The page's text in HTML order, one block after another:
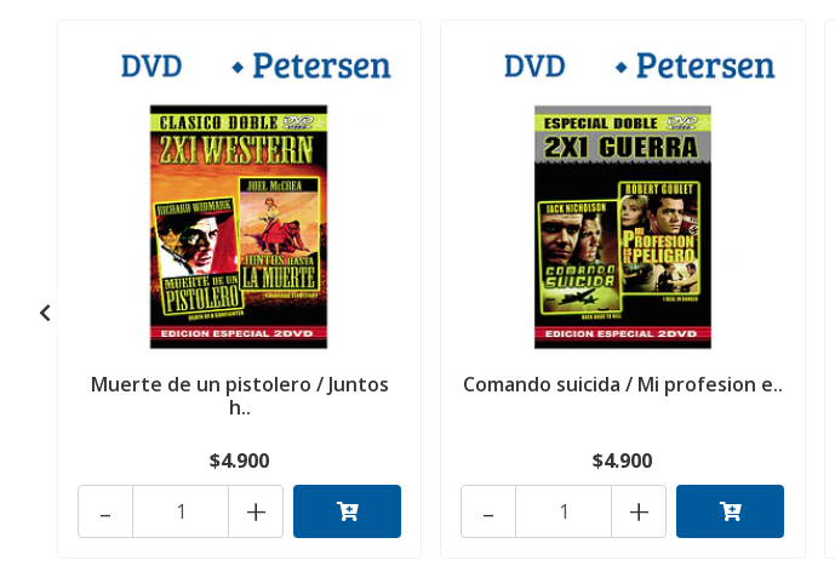
Muerte de un pistolero / Juntos
h..
$4.900
+
-
Comando suicida / Mi profesion e..
$4.900
+
-